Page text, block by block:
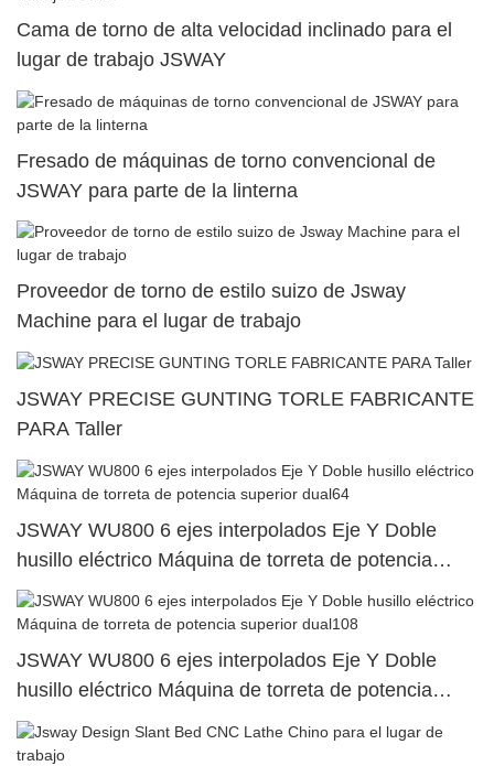
Cama de torno de alta velocidad inclinado para el
lugar de trabajo JSWAY
Fresado de máquinas de torno convencional de
JSWAY para parte de la linterna
Proveedor de torno de estilo suizo de Jsway
Machine para el lugar de trabajo
JSWAY PRECISE GUNTING TORLE FABRICANTE
PARA Taller
JSWAY WU800 6 ejes interpolados Eje Y Doble
husillo eléctrico Máquina de torreta de potencia
superior dual64
JSWAY WU800 6 ejes interpolados Eje Y Doble
husillo eléctrico Máquina de torreta de potencia
superior dual108